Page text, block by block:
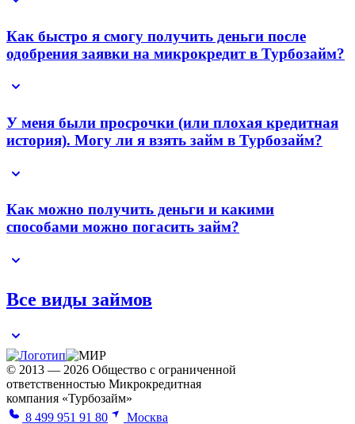
Как быстро я смогу получить деньги после
одобрения заявки на микрокредит в Турбозайм?
У меня были просрочки (или плохая кредитная
история). Могу ли я взять займ в Турбозайм?
Как можно получить деньги и какими
способами можно погасить займ?
Все виды займов
© 2013 — 2026 Общество с ограниченной
ответственностью Микрокредитная
компания «Турбозайм»
8 499 951 91 80
Москва